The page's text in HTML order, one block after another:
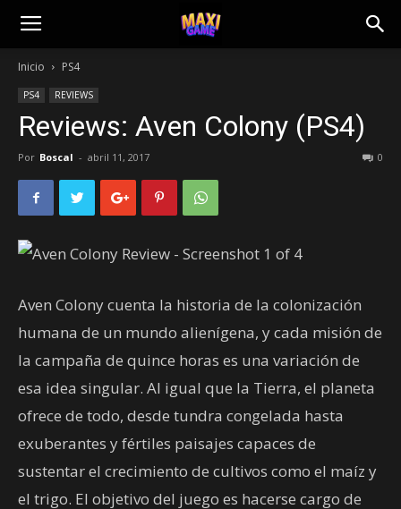
Inicio PS4
PS4 REVIEWS
Reviews: Aven Colony (PS4)
Por Boscal - abril 11, 2017 0
Aven Colony cuenta la historia de la colonización
humana de un mundo alienígena, y cada misión de
la campaña de quince horas es una variación de
esa idea singular. Al igual que la Tierra, el planeta
ofrece de todo, desde tundra congelada hasta
exuberantes y fértiles paisajes capaces de
sustentar el crecimiento de cultivos como el maíz y
el trigo. El objetivo del juego es hacerse cargo de